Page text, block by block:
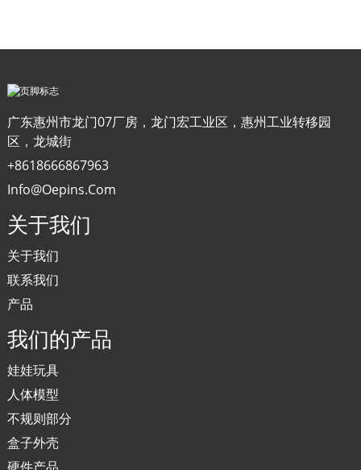
广东惠州市龙门07厂房，龙门宏工业区，惠州工业转移园
区，龙城街
+8618666867963
Info@oepins.com
关于我们
关于我们
联系我们
产品
我们的产品
娃娃玩具
人体模型
不规则部分
盒子外壳